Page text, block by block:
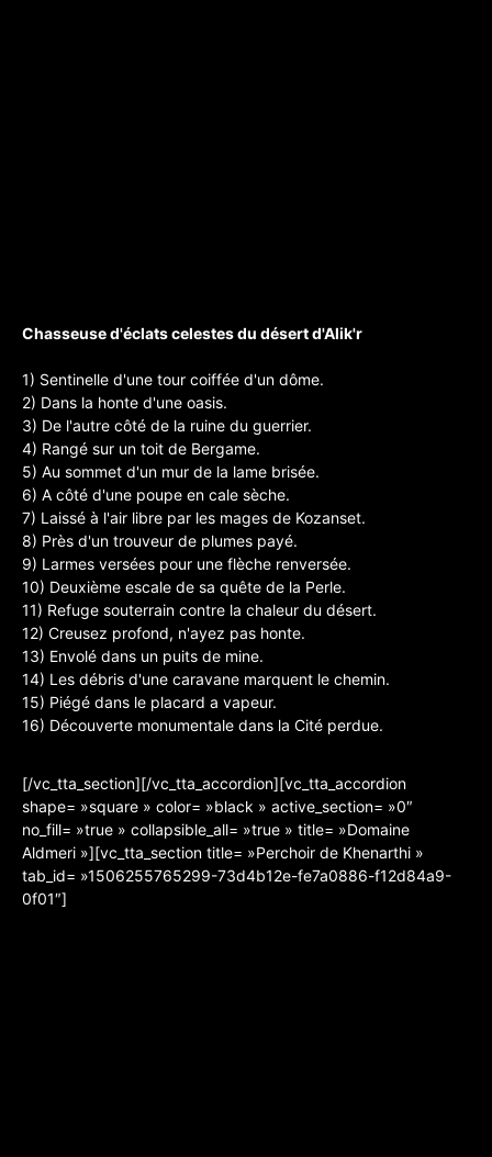
Chasseuse d'éclats celestes du désert d'Alik'r
1) Sentinelle d'une tour coiffée d'un dôme.
2) Dans la honte d'une oasis.
3) De l'autre côté de la ruine du guerrier.
4) Rangé sur un toit de Bergame.
5) Au sommet d'un mur de la lame brisée.
6) A côté d'une poupe en cale sèche.
7) Laissé à l'air libre par les mages de Kozanset.
8) Près d'un trouveur de plumes payé.
9) Larmes versées pour une flèche renversée.
10) Deuxième escale de sa quête de la Perle.
11) Refuge souterrain contre la chaleur du désert.
12) Creusez profond, n'ayez pas honte.
13) Envolé dans un puits de mine.
14) Les débris d'une caravane marquent le chemin.
15) Piégé dans le placard a vapeur.
16) Découverte monumentale dans la Cité perdue.
[/vc_tta_section][/vc_tta_accordion][vc_tta_accordion
shape= »square » color= »black » active_section= »0″
no_fill= »true » collapsible_all= »true » title= »Domaine
Aldmeri »][vc_tta_section title= »Perchoir de Khenarthi »
tab_id= »1506255765299-73d4b12e-fe7a0886-f12d84a9-
0f01″]